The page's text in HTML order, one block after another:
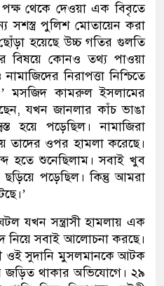
থেকে দেওয়া এক বিবৃতে
সশস্ত্র পুলিশ মোতায়েন করা
হয়েছে উচ্চ গতির গুলতি
বিষয়ে কোনও তথ্য পাওয়া
নিরাপত্তা নিশ্চিতে
মসজিদ কামরুল ইসলামের
যখন জানলার কাঁচ ভাঙা
হয়ে পড়েছিল। নামাজিরা
তাদের ওপর হামলা করেছে।
হতে শুনেছিলাম। সবাই খুব
পড়েছিল। কিন্তু আমরা
যখন সন্ত্রাসী হামলায় এক
নিয়ে সবাই আলোচনা করছে।
ওই সুদানি মুসলমানকে আটক
জড়িত থাকার অভিযোগে। ২৯